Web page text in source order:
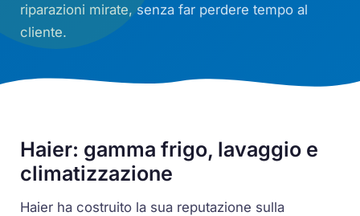
riparazioni mirate, senza far perdere tempo al
cliente.
Haier: gamma frigo, lavaggio e
climatizzazione
Haier ha costruito la sua reputazione sulla